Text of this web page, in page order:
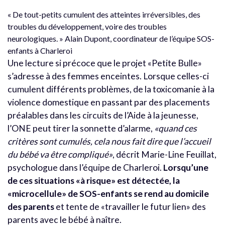
« De tout-petits cumulent des atteintes irréversibles, des
troubles du développement, voire des troubles
neurologiques. » Alain Dupont, coordinateur de l’équipe SOS-
enfants à Charleroi
Une lecture si précoce que le projet «Petite Bulle»
s’adresse à des femmes enceintes. Lorsque celles-ci
cumulent différents problèmes, de la toxicomanie à la
violence domestique en passant par des placements
préalables dans les circuits de l’Aide à la jeunesse,
l’ONE peut tirer la sonnette d’alarme, «quand ces
critères sont cumulés, cela nous fait dire que l’accueil
du bébé va être compliqué», décrit Marie-Line Feuillat,
psychologue dans l’équipe de Charleroi. Lorsqu’une
de ces situations «à risque» est détectée, la
«microcellule» de SOS-enfants se rend au domicile
des parentset tente de «travailler le futur lien» des
parents avec le bébé à naître.